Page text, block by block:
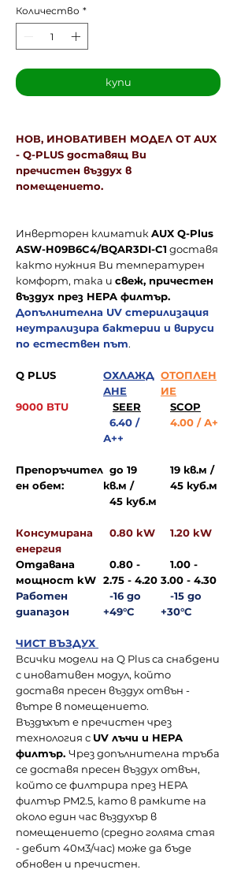
Количество *
купи
НОВ, ИНОВАТИВЕН МОДЕЛ ОТ AUX
- Q-PLUS доставящ Ви
пречистен въздух в
помещението.
Инверторен климатик AUX Q-Plus
ASW-H09B6C4/BQAR3DI-C1 доставя
както нужния Ви температурен
комфорт, така и свеж, причестен
въздух през HEPA филтър.
Допълнителна UV стерилизация
неутрализира бактерии и вируси
по естествен път.
Q PLUS
ОХЛАЖД
АНЕ
ОТОПЛЕН
ИЕ
9000 BTU
SEER
6.40 /
А++
SCOP
4.00 / А+
Препоръчител
ен обем:
до 19
кв.м /
45 куб.м
19 кв.м /
45 куб.м
Консумирана
енергия
0.80 kW 1.20 kW
Отдавана
мощност kW
0.80 -
2.75 - 4.20
1.00 -
3.00 - 4.30
Работен
диапазон
-16 до
+49°C
-15 до
+30°C
ЧИСТ ВЪЗДУХ
Всички модели на Q Plus са снабдени
с иновативен модул, който
доставя пресен въздух отвън -
вътре в помещението.
Въздъхът е пречистен чрез
технология с UV лъчи и HEPA
филтър. Чрез допълнителна тръба
се доставя пресен въздух отвън,
който се филтрира през HEPA
филтър PM2.5, като в рамките на
около един час въздухър в
помещението (средно голяма стая
- дебит 40м3/час) може да бъде
обновен и пречистен.